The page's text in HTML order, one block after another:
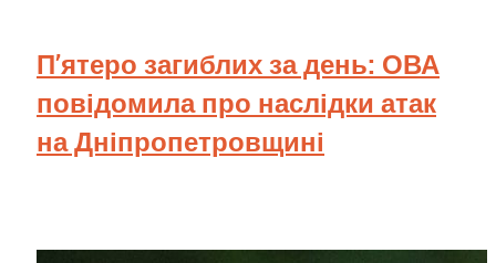
П’ятеро загиблих за день: ОВА
повідомила про наслідки атак
на Дніпропетровщині